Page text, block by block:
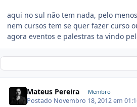
aqui no sul não tem nada, pelo
nem cursos tem se quer fazer curso
agora eventos e palestras ta vindo
Mateus Pereira Membro
Postado Novembro 18, 2012 em